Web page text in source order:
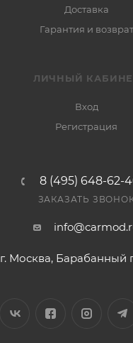
Доставка
Гарантия и возврат
ЛИЧНЫЙ
Вход
Регистрация
8 (495) 648-62-
ЗАКАЗАТЬ
г. Москва, Барабанный